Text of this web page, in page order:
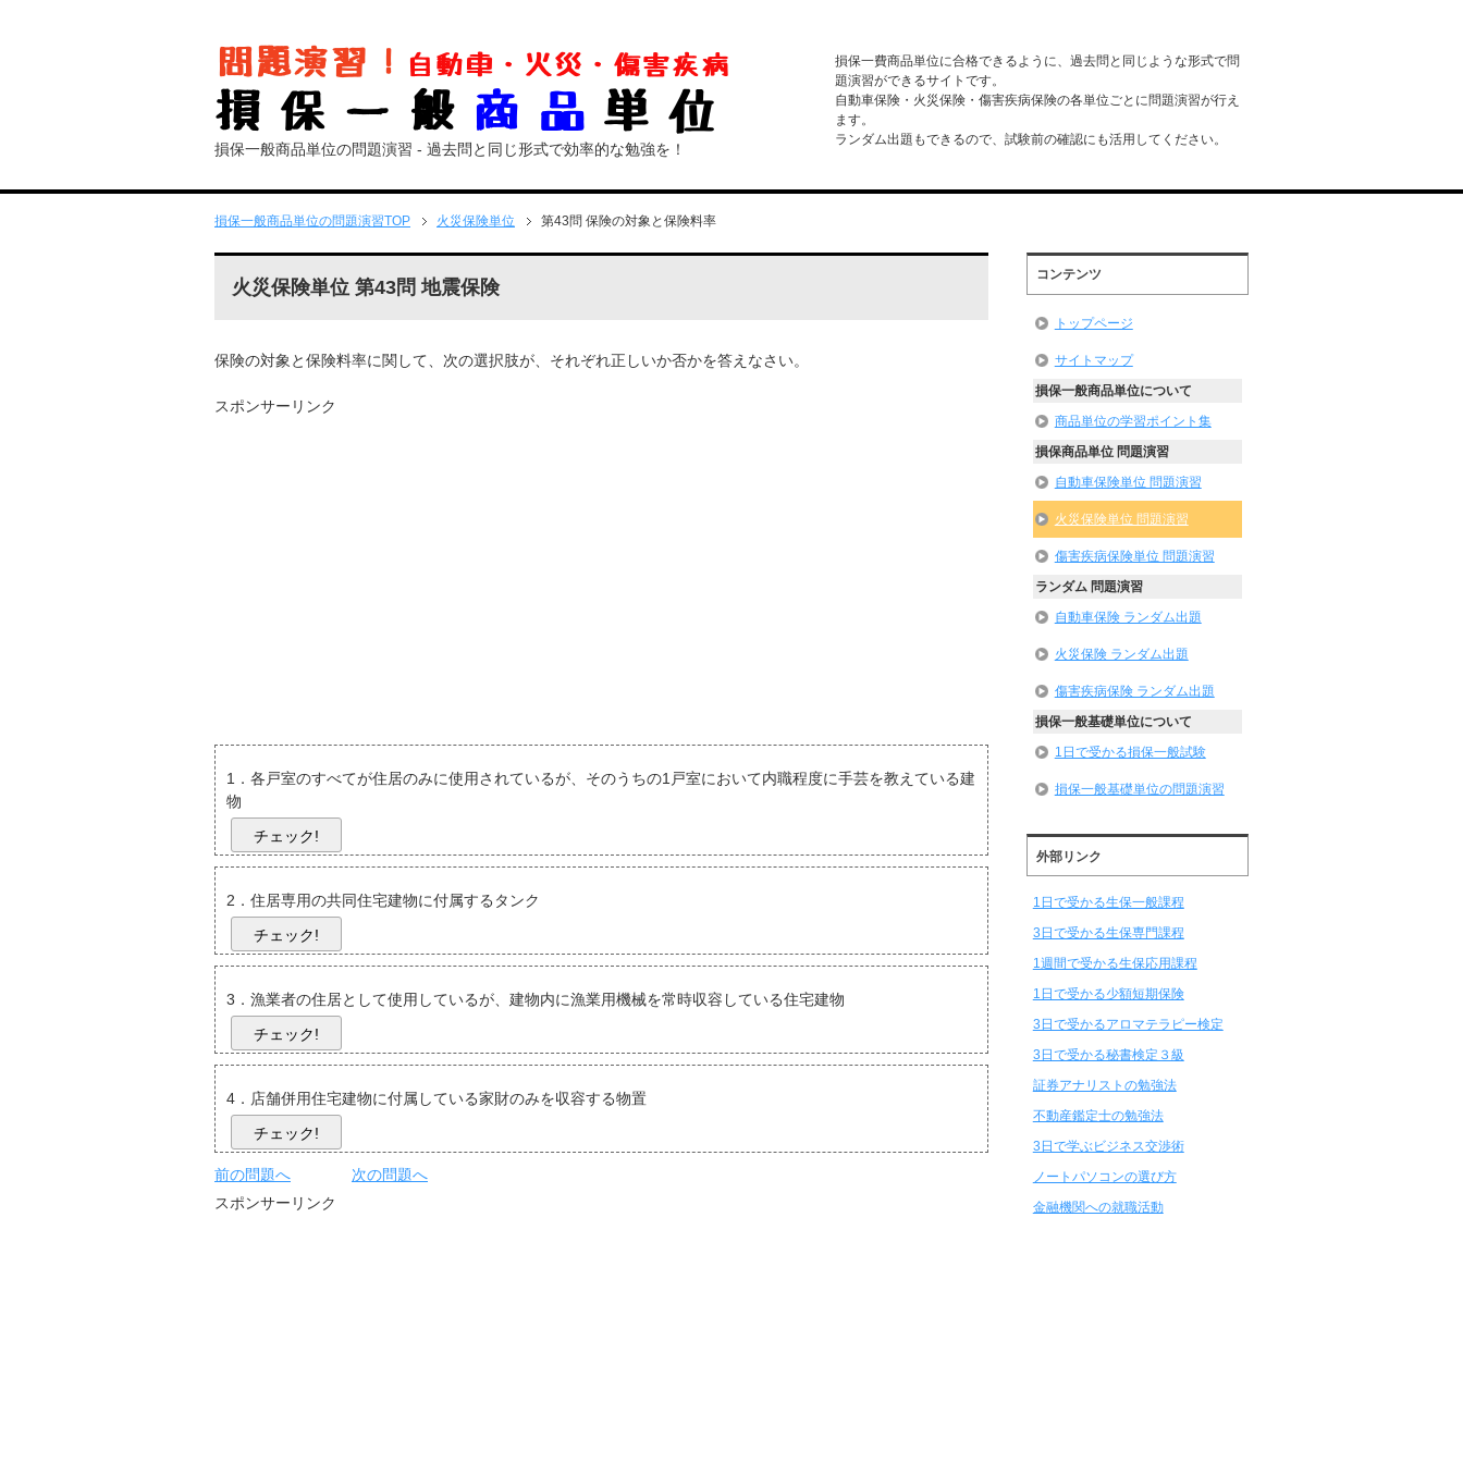
損保一般商品単位の問題演習 - 過去問と同じ形式で効率的な勉強を！
損保一費商品単位に合格できるように、過去問と同じような形式で問
題演習ができるサイトです。
自動車保険・火災保険・傷害疾病保険の各単位ごとに問題演習が行え
ます。
ランダム出題もできるので、試験前の確認にも活用してください。
損保一般商品単位の問題演習TOP 火災保険単位 第43問 保険の対象と保険料率
火災保険単位 第43問 地震保険
保険の対象と保険料率に関して、次の選択肢が、それぞれ正しいか否かを答えなさい。
スポンサーリンク
1．各戸室のすべてが住居のみに使用されているが、そのうちの1戸室において内職程度に手芸を教えている建
物
チェック!
2．住居専用の共同住宅建物に付属するタンク
チェック!
3．漁業者の住居として使用しているが、建物内に漁業用機械を常時収容している住宅建物
チェック!
4．店舗併用住宅建物に付属している家財のみを収容する物置
チェック!
前の問題へ
次の問題へ
スポンサーリンク
コンテンツ
トップページ
サイトマップ
損保一般商品単位について
商品単位の学習ポイント集
損保商品単位 問題演習
自動車保険単位 問題演習
火災保険単位 問題演習
傷害疾病保険単位 問題演習
ランダム 問題演習
自動車保険 ランダム出題
火災保険 ランダム出題
傷害疾病保険 ランダム出題
損保一般基礎単位について
1日で受かる損保一般試験
損保一般基礎単位の問題演習
外部リンク
1日で受かる生保一般課程
3日で受かる生保専門課程
1週間で受かる生保応用課程
1日で受かる少額短期保険
3日で受かるアロマテラピー検定
3日で受かる秘書検定３級
証券アナリストの勉強法
不動産鑑定士の勉強法
3日で学ぶビジネス交渉術
ノートパソコンの選び方
金融機関への就職活動